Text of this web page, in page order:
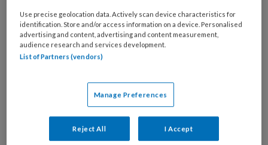
Spastische voet
Oudere voet
Verwaarloosde voet
Nagelreparatie
Nagelregulatie
Orthese
Vilttechniek
Use precise geolocation data. Actively scan device characteristics for
identification. Store and/or access information on a device. Personalised
advertising and content, advertising and content measurement,
audience research and services development.
List of Partners (vendors)
Manage Preferences
Reject All I Accept